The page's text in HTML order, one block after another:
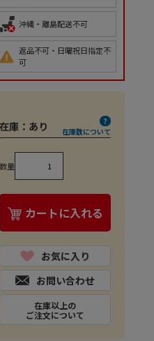
沖縄・離島配送不可
返品不可・日曜祝日指定不
可
在庫： あり 在庫数について
数量
カートに入れる
お気に入り
お問い合わせ
在庫以上の
ご注文について